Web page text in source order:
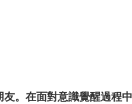
。在面對意識覺醒過程